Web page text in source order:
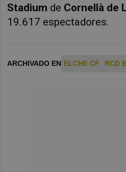
Stadium de Cornellà de
19.617 espectadores.
ARCHIVADO EN ELCHE CF RCD